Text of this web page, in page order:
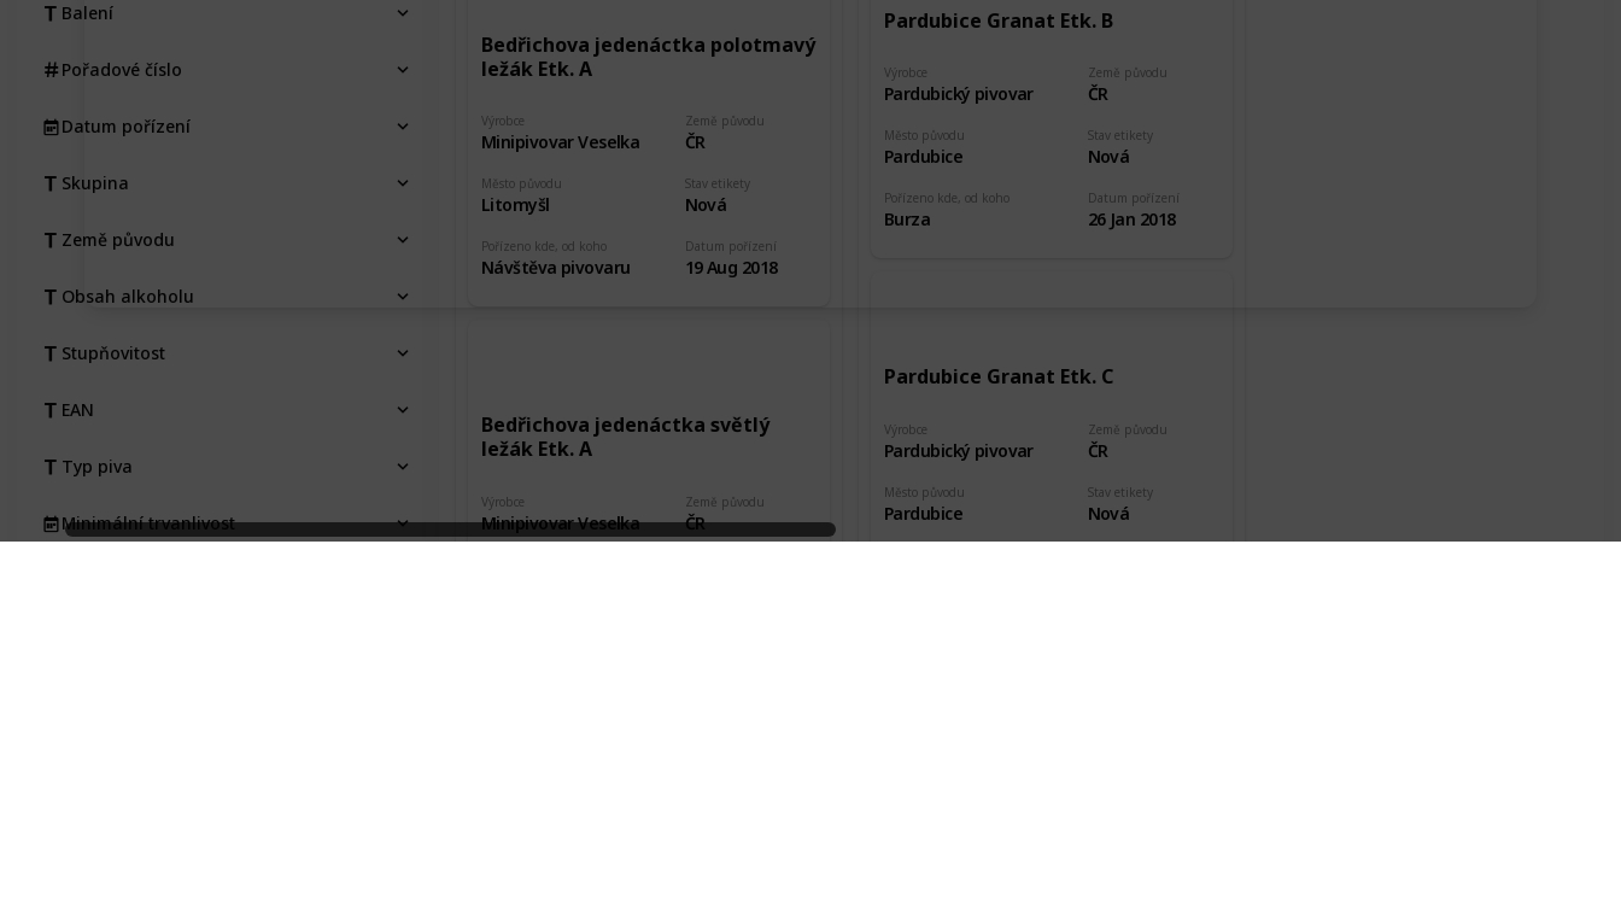
Bedřichova jedenáctka polotmavý
ležák Etk. A
Výrobce
Minipivovar Veselka
Země původu
ČR
Pořízeno kde, od koho
Návštěva pivovaru
Stav etikety
Nová
Datum pořízení
19 Aug 2018
Město původu
Litomyšl
Bedřichova jedenáctka světlý
ležák Etk. A
Výrobce
Minipivovar Veselka
Země původu
ČR
Pardubice Granat Etk. B
Výrobce
Pardubický pivovar
Země původu
ČR
Pořízeno kde, od koho
Burza
Stav etikety
Nová
Datum pořízení
26 Jan 2018
Město původu
Pardubice
Pardubice Granat Etk. C
Výrobce
Pardubický pivovar
Země původu
ČR
Stav etikety
Nová
Město původu
Pardubice
Balení
Pořadové číslo
Datum pořízení
Skupina
Země původu
Obsah alkoholu
Stupňovitost
EAN
Typ piva
Minimální trvanlivost